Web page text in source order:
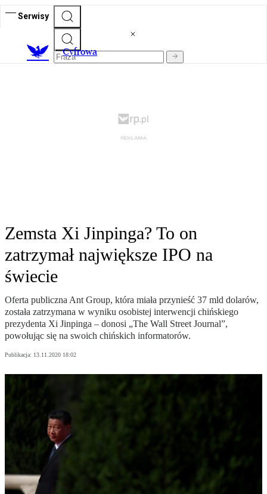
Serwisy
Cyfrowa
Zemsta Xi Jinpinga? To on
zatrzymał największe IPO na
świecie
Oferta publiczna Ant Group, która miała przynieść 37 mld dolarów,
została zatrzymana w wyniku osobistej interwencji chińskiego
prezydenta Xi Jinpinga – donosi „The Wall Street Journal”,
powołując się na swoich chińskich informatorów.
Publikacja: 13.11.2020 18:02